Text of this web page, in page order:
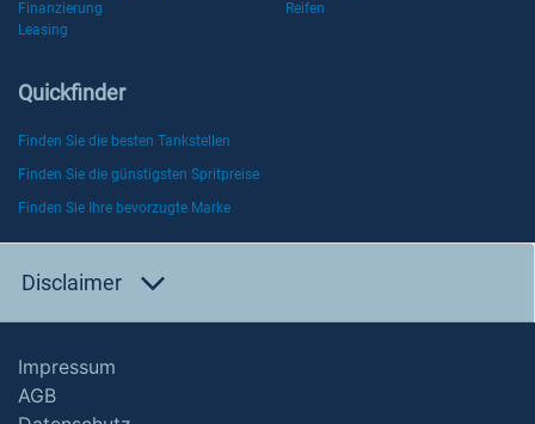
Finanzierung
Reifen
Leasing
Quickfinder
Finden Sie die besten Tankstellen
Finden Sie die günstigsten Spritpreise
Finden Sie Ihre bevorzugte Marke
Disclaimer
Impressum
AGB